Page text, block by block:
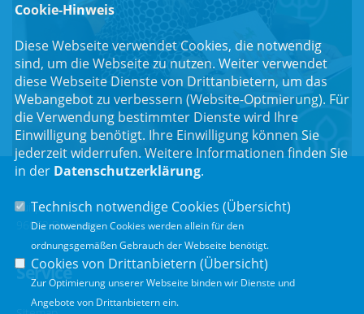
Luitpoldstr. 55
96052 Bamberg
Service
Cookie-Hinweis
Diese Webseite verwendet Cookies, die notwendig
sind, um die Webseite zu nutzen. Weiter verwendet
diese Webseite Dienste von Drittanbietern, um das
Webangebot zu verbessern (Website-Optmierung). Für
die Verwendung bestimmter Dienste wird Ihre
Einwilligung benötigt. Ihre Einwilligung können Sie
jederzeit widerrufen. Weitere Informationen finden Sie
in der Datenschutzerklärung.
Technisch notwendige Cookies (Übersicht)
Die notwendigen Cookies werden allein für den
ordnungsgemäßen Gebrauch der Webseite benötigt.
Cookies von Drittanbietern (Übersicht)
Zur Optimierung unserer Webseite binden wir Dienste und
Angebote von Drittanbietern ein.